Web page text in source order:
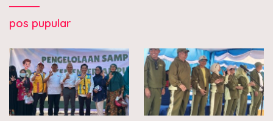
pos pupular